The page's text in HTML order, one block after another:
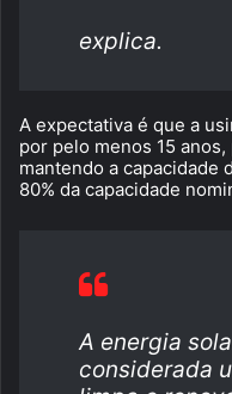
explica.
A expectativa é que a
por pelo menos 15
mantendo a capacidade
80% da capacidade
A energia
considerada